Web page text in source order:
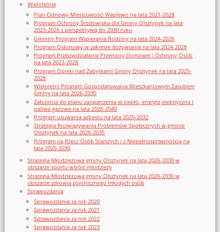
Wieloletnie
Plan Odnowy Miejscowości Waplewo na lata 2021-2028
Program Ochrony Środowiska dla Gminy Olsztynek na lata
2023-2026 z perspektywą do 2030 roku
Gminny Program Wspierania Rodziny na lata 2024-2026
Program Osłonowy w zakresie dożywiania na lata 2024-2028
Program Przeciwdziałania Przemocy Domowej i Ochrony Osób
na lata 2023-2028
Program Opieki nad Zabytkami Gminy Olsztynek na lata 2025-
2028
Wieloletni Program Gospodarowania Mieszkaniowym Zasobem
Gminy na lata 2026-2030
Założenia do planu zaopatrzenia w ciepło, energię elektryczna i
paliwa gazowe na lata 2026-2040
Program usuwania azbestu na lata 2025-2032
Strategia Rozwiązywania Problemów Społecznych w gminie
Olsztynek na lata 2026-2035
Program na Rzecz Osób Starszych i z Niepełnosprawnością na
lata 2025-2030
Strategia Młodzieżowa gminy Olsztynek na lata 2026-2030 w
obszarze sportu wśród młodzieży
Strategia Młodzieżowa gminy Olsztynek na lata 2026-2030 w
obszarze zdrowia psychicznego młodych osób
Sprawozdania
Sprawozdania za rok 2020
Sprawozdania za rok 2021
Sprawozdania za rok 2022
Sprawozdania za rok 2023